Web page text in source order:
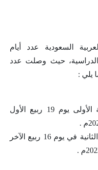
السعودية عدد أيام
الدراسية، حيث وصلت عدد
إجازة نهاية الأسبوع المطولة الأولى يوم 19 ربيع الأول
إجازة نهاية الأسبوع المطولة الثانية في يوم 16 ربيع الآخر